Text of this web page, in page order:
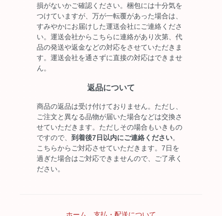
損がないかご確認ください。梱包には十分気を
つけていますが、万が一転覆があった場合は、
すみやかにお届けした運送会社にご連絡くださ
い。運送会社からこちらに連絡があり次第、代
品の発送や返金などの対応をさせていただきま
す。運送会社を通さずに直接の対応はできませ
ん。
返品について
商品の返品は受け付けておりません。ただし、
ご注文と異なる品物が届いた場合などは交換さ
せていただきます。ただしその場合もいきもの
ですので、 到着後7日以内にご連絡ください。
こちらからご対応させていただきます。7日を
過ぎた場合はご対応できませんので、ご了承く
ださい。